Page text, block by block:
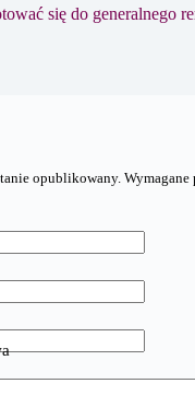
się do generalnego
opublikowany. Wymagane